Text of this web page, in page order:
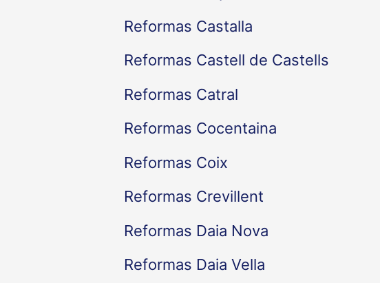
Reformas Castalla
Reformas Castell de Castells
Reformas Catral
Reformas Cocentaina
Reformas Coix
Reformas Crevillent
Reformas Daia Nova
Reformas Daia Vella